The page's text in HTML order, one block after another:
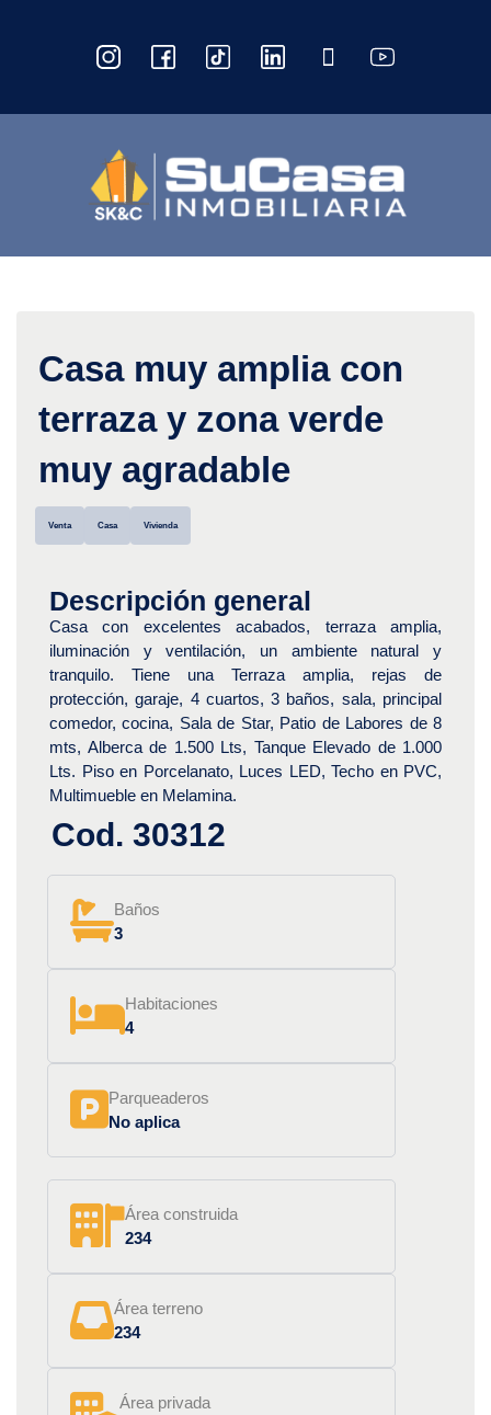
Casa muy amplia con
terraza y zona verde
muy agradable
Venta Casa Vivienda
Descripción general
Casa con excelentes acabados, terraza amplia,
iluminación y ventilación, un ambiente natural y
tranquilo. Tiene una Terraza amplia, rejas de
protección, garaje, 4 cuartos, 3 baños, sala, principal
comedor, cocina, Sala de Star, Patio de Labores de 8
mts, Alberca de 1.500 Lts, Tanque Elevado de 1.000
Lts. Piso en Porcelanato, Luces LED, Techo en PVC,
Multimueble en Melamina.
Cod. 30312
Baños
3
Habitaciones
4
Parqueaderos
No aplica
Área construida
234
Área terreno
234
Área privada